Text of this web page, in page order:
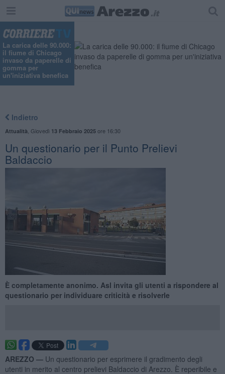
La carica delle 90.000:
il fiume di Chicago
invaso da paperelle di
gomma per
un'iniziativa benefica
Indietro
Attualità Giovedì 13 Febbraio 2025ore 16:30
​Un questionario per il Punto Prelievi
Baldaccio
È completamente anonimo. Asl invita gli utenti a rispondere al
questionario per individuare criticità e risolverle
AREZZO — Un questionario per esprimere il gradimento degli
utenti in merito al centro prelievi Baldaccio di Arezzo. È reperibile e